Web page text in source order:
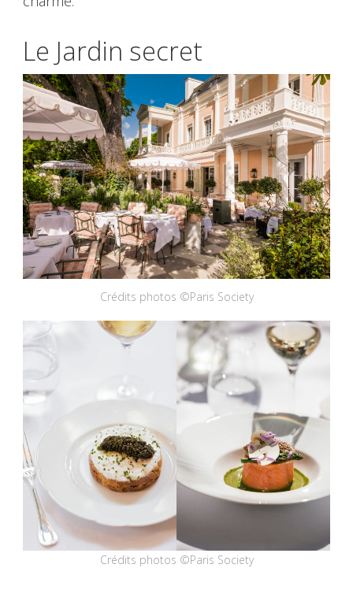
Le Jardin secret
Crédits photos ©Paris Society
Crédits photos ©Paris Society